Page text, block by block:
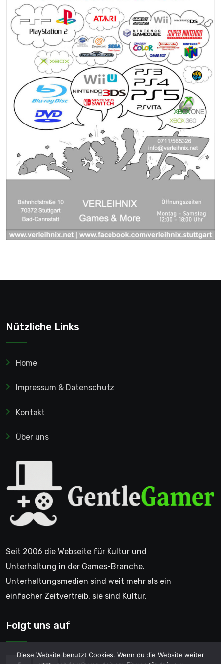
Nützliche Links
Home
Impressum & Datenschutz
Kontakt
Über uns
Seit 2006 die Webseite für Kultur und
Unterhaltung in der Games-Branche.
Unterhaltungsmedien sind weit mehr als ein
einfacher Zeitvertreib, sie sind Kultur.
Folgt uns auf
Diese Website benutzt Cookies. Wenn du die Website weiter